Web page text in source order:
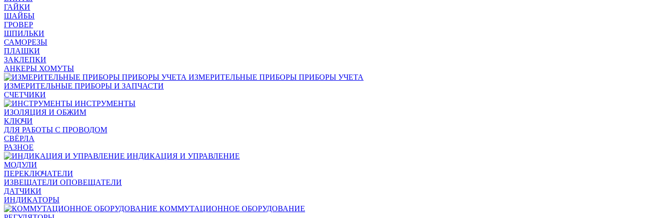
ГАЙКИ
ШАЙБЫ
ГРОВЕР
ШПИЛЬКИ
САМОРЕЗЫ
ПЛАШКИ
ЗАКЛЕПКИ
АНКЕРЫ ХОМУТЫ
ИЗМЕРИТЕЛЬНЫЕ ПРИБОРЫ ПРИБОРЫ УЧЕТА
ИЗМЕРИТЕЛЬНЫЕ ПРИБОРЫ И ЗАПЧАСТИ
СЧЕТЧИКИ
ИНСТРУМЕНТЫ
ИЗОЛЯЦИЯ И ОБЖИМ
КЛЮЧИ
ДЛЯ РАБОТЫ С ПРОВОДОМ
СВЁРЛА
РАЗНОЕ
ИНДИКАЦИЯ И УПРАВЛЕНИЕ
МОДУЛИ
ПЕРЕКЛЮЧАТЕЛИ
ИЗВЕЩАТЕЛИ ОПОВЕЩАТЕЛИ
ДАТЧИКИ
ИНДИКАТОРЫ
КОММУТАЦИОННОЕ ОБОРУДОВАНИЕ